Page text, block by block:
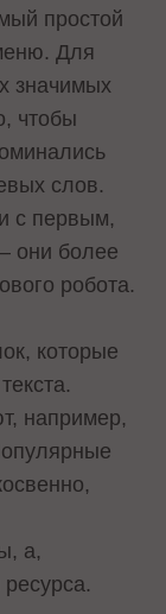
простой
Для
значимых
чтобы
слов.
с первым,
они более
робота.
которые
например,
а,